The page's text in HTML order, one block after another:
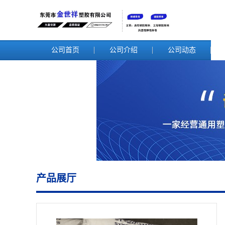
公司首页 公司介绍 公司动态
产品展厅